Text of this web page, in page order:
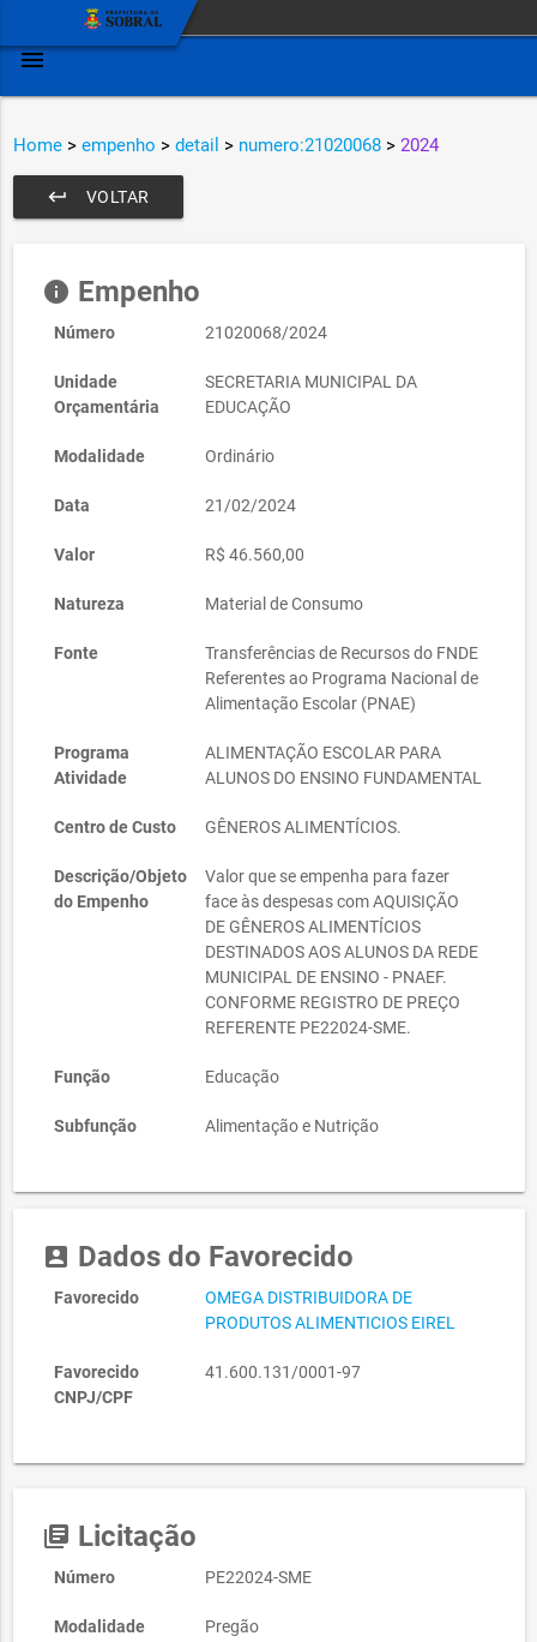
menu
Home > empenho > detail > numero:21020068 > 2024
VOLTAR
keyboard_return
info Empenho
Número 21020068/2024
Unidade
Orçamentária
SECRETARIA MUNICIPAL DA
EDUCAÇÃO
Modalidade Ordinário
Data 21/02/2024
Valor R$ 46.560,00
Natureza Material de Consumo
Fonte
Transferências de Recursos do FNDE
Referentes ao Programa Nacional de
Alimentação Escolar (PNAE)
Programa
Atividade
ALIMENTAÇÃO ESCOLAR PARA
ALUNOS DO ENSINO FUNDAMENTAL
Centro de Custo GÊNEROS ALIMENTÍCIOS.
Descrição/Objeto
do Empenho
Valor que se empenha para fazer
face às despesas com AQUISIÇÃO
DE GÊNEROS ALIMENTÍCIOS
DESTINADOS AOS ALUNOS DA REDE
MUNICIPAL DE ENSINO - PNAEF.
CONFORME REGISTRO DE PREÇO
REFERENTE PE22024-SME.
Função Educação
Subfunção Alimentação e Nutrição
account_box Dados do Favorecido
Favorecido
OMEGA DISTRIBUIDORA DE
PRODUTOS ALIMENTICIOS EIREL
Favorecido
CNPJ/CPF
41.600.131/0001-97
library_books Licitação
Número PE22024-SME
Modalidade Pregão